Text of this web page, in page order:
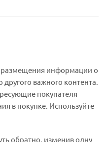
размещения информации о
важного контента.
покупателя
в покупке. Используйте
обратно, изменив одну